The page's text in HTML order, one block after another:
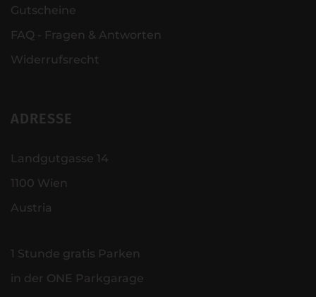
Gutscheine
FAQ - Fragen & Antworten
Widerrufsrecht
ADRESSE
Landgutgasse 14
1100 Wien
Austria
1 Stunde gratis Parken
in der ONE Parkgarage